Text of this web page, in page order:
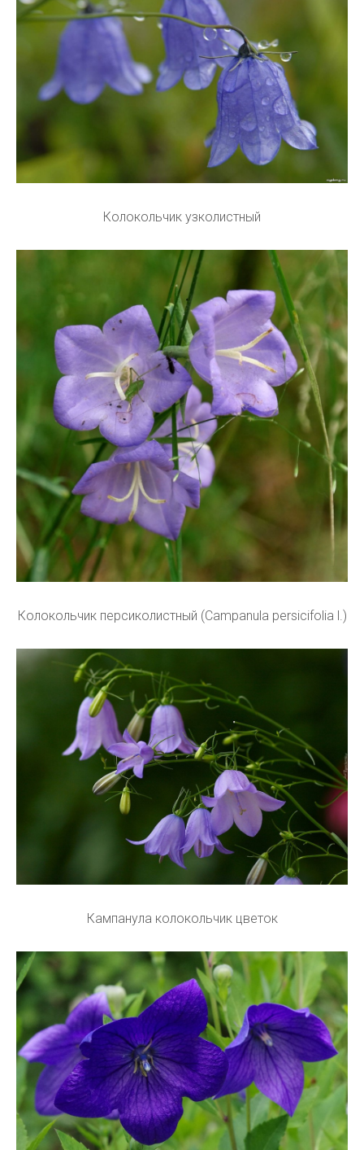
Колокольчик узколистный
Колокольчик персиколистный (Campanula persicifolia l.)
Кампанула колокольчик цветок